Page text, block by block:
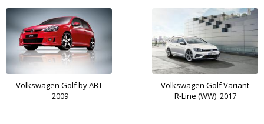
Volkswagen Golf by ABT
'2009
Volkswagen Golf Variant
R-Line (WW) '2017